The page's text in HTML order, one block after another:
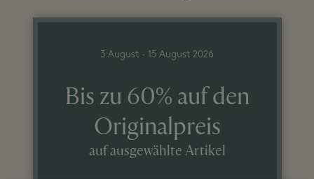
3 August - 15 August 2026
Bis zu 60% auf den
Originalpreis
auf ausgewählte Artikel